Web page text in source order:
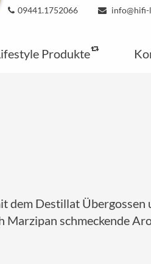
09441.1752066
Produkte
dem Destillat Übergossen
Marzipan schmeckende